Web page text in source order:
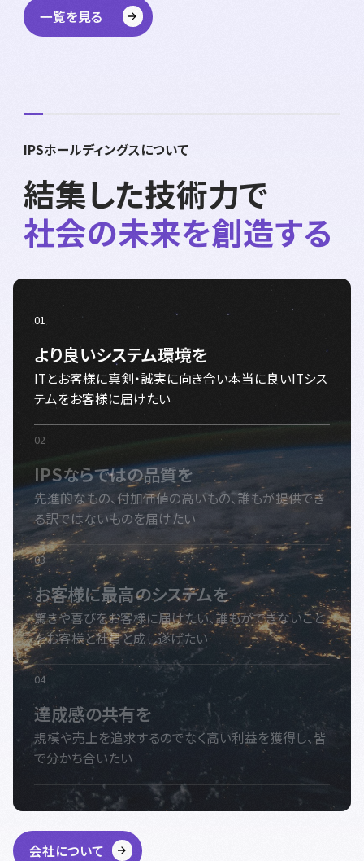
一覧を見る
IPSホールディングスについて
結集した技術力で
社会の未来を創造する
より良いシステム環境を
ITとお客様に真剣・誠実に向き合い本当に良いITシス
テムをお客様に届けたい
IPSならではの品質を
先進的なもの、付加価値の高いもの、誰もが提供でき
る訳ではないものを届けたい
お客様に最高のシステムを
驚きや喜びをお客様に届けたい、誰もができないこと
をお客様と社員と成し遂げたい
達成感の共有を
規模や売上を追求するのでなく高い利益を獲得し、皆
で分かち合いたい
会社について